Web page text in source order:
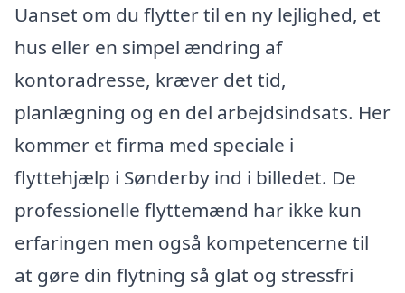
Uanset om du flytter til en ny lejlighed, et
hus eller en simpel ændring af
kontoradresse, kræver det tid,
planlægning og en del arbejdsindsats. Her
kommer et firma med speciale i
flyttehjælp i Sønderby ind i billedet. De
professionelle flyttemænd har ikke kun
erfaringen men også kompetencerne til
at gøre din flytning så glat og stressfri